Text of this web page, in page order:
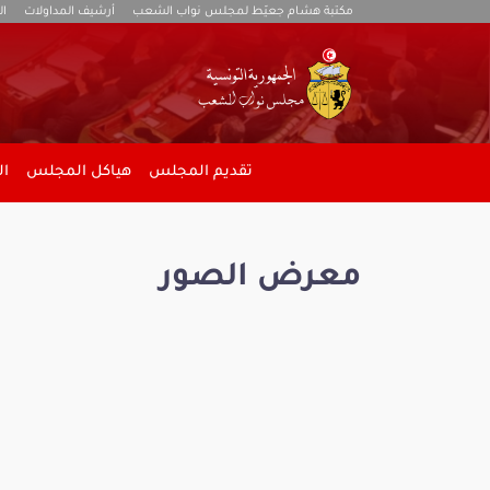
مكتبة هشام جعيّط لمجلس نواب الشعب أرشيف المداولات
تقديم المجلس هياكل المجلس
معرض الصور